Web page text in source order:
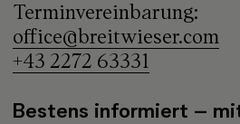
Terminvereinbarung:
office@breitwieser.com
+43 2272 63331
Bestens informiert –